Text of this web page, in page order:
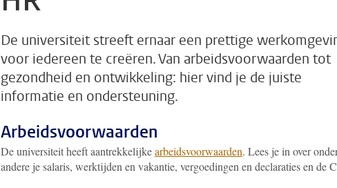
De universiteit streeft ernaar een prettige
voor iedereen te creëren. Van arbeidsvoorwaarden tot
gezondheid en ontwikkeling: hier vind je de juiste
informatie en ondersteuning.
Arbeidsvoorwaarden
De universiteit heeft aantrekkelijkearbeidsvoorwaarden. Lees je in over
andere je salaris, werktijden en vakantie, vergoedingen en declaraties en de